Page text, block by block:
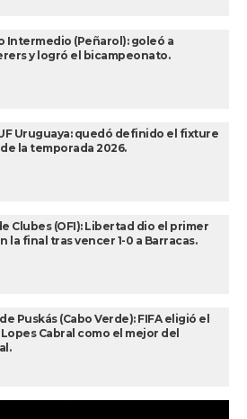
Intermedio (Peñarol): goleó a
y logró el bicampeonato.
Uruguaya: quedó definido el fixture
la temporada 2026.
Clubes (OFI): Libertad dio el primer
la final tras vencer 1-0 a Barracas.
Puskás (Cabo Verde): FIFA eligió el
Cabral como el mejor del